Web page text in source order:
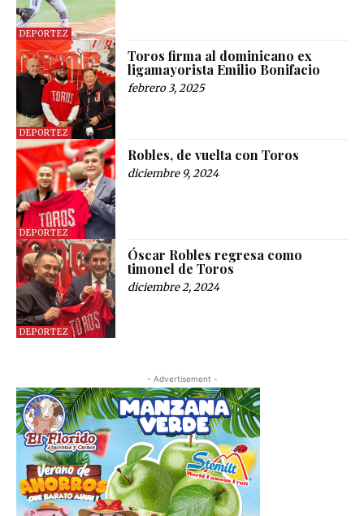
DEPORTEZ
DEPORTEZ
Toros firma al dominicano ex
ligamayorista Emilio Bonifacio
febrero 3, 2025
DEPORTEZ
Robles, de vuelta con Toros
diciembre 9, 2024
DEPORTEZ
Óscar Robles regresa como
timonel de Toros
diciembre 2, 2024
- Advertisement -